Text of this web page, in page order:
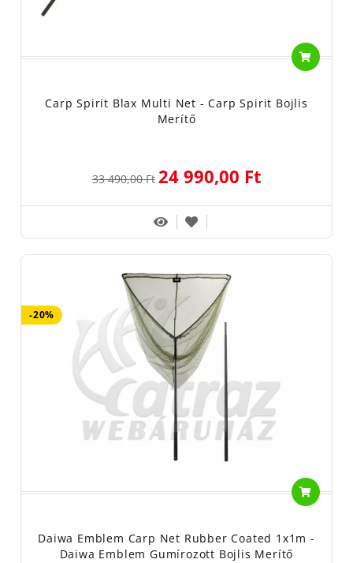
Carp Spirit Blax Multi Net - Carp Spirit Bojlis
Merítő
33 490,00 Ft 24 990,00 Ft
-20%
Daiwa Emblem Carp Net Rubber Coated 1x1m -
Daiwa Emblem Gumírozott Bojlis Merítő